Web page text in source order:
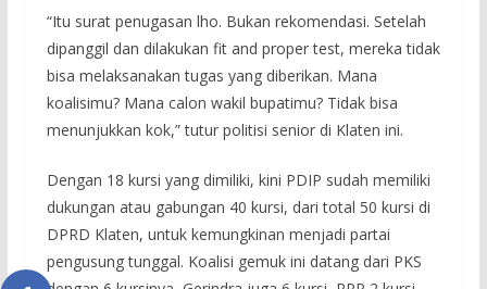
“Itu surat penugasan lho. Bukan rekomendasi. Setelah
dipanggil dan dilakukan fit and proper test, mereka tidak
bisa melaksanakan tugas yang diberikan. Mana
koalisimu? Mana calon wakil bupatimu? Tidak bisa
menunjukkan kok,” tutur politisi senior di Klaten ini.
Dengan 18 kursi yang dimiliki, kini PDIP sudah memiliki
dukungan atau gabungan 40 kursi, dari total 50 kursi di
DPRD Klaten, untuk kemungkinan menjadi partai
pengusung tunggal. Koalisi gemuk ini datang dari PKS